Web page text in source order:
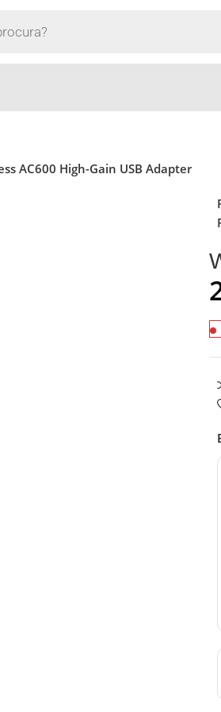
AC600 High-Gain USB Adapter